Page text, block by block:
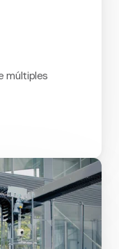
múltiples